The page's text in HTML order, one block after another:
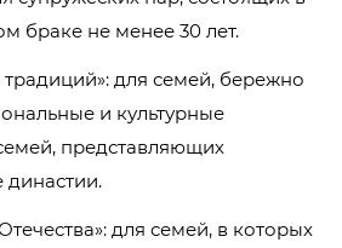
браке не менее 30 лет.
традиций»: для семей, бережно
и культурные
представляющих
для семей, в которых